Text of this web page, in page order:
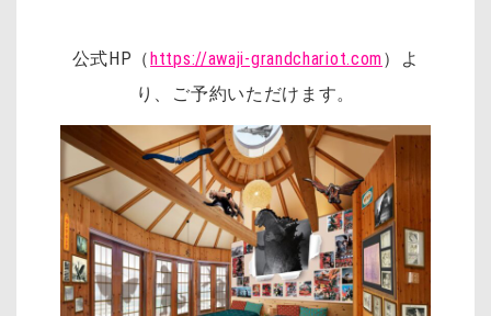
公式HP（ https://awaji-grandchariot.com）よ
り、ご予約いただけます。